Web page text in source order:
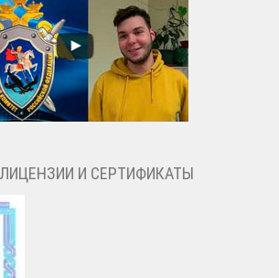
И СЕРТИФИКАТЫ